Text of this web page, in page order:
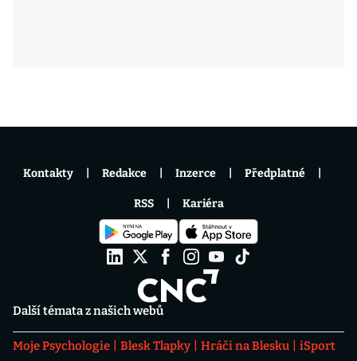
Další témata z našich webů
Moje Psychologie Blesk Tlapky Hráči na Blesku
iSport
Kontakty Redakce Inzerce Předplatné
RSS Kariéra